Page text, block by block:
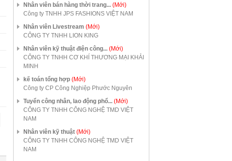
Nhân viên bán hàng thời trang... (Mới)
Công ty TNHH JPS FASHIONS VIỆT NAM
Nhân viên Livestream (Mới)
CÔNG TY TNHH LION KING
Nhân viên kỹ thuật điện công... (Mới)
CÔNG TY TNHH CƠ KHÍ THƯƠNG MẠI KHẢI
MINH
kế toán tổng hợp (Mới)
Công ty CP Công Nghiệp Phước Nguyên
Tuyển công nhân, lao động phổ... (Mới)
CÔNG TY TNHH CÔNG NGHỆ TMD VIỆT
NAM
Nhân viên kỹ thuật (Mới)
CÔNG TY TNHH CÔNG NGHỆ TMD VIỆT
NAM